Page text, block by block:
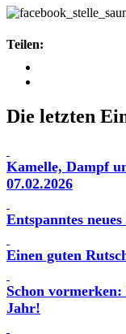
Teilen:
Die letzten
Kamelle, Dampf
07.02.2026
Entspanntes
Einen guten
Schon vormerken:
Jahr!